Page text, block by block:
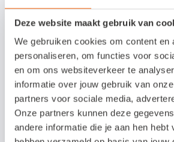
Deze website maakt gebruik van
We gebruiken cookies om content en
personaliseren, om functies voor
en om ons websiteverkeer te
informatie over jouw gebruik van
partners voor sociale media,
Onze partners kunnen deze
andere informatie die je aan hen hebt
Gratis voor gebruikers van simpul.
Interesse in
koppeling?
Neem contact op via
0850471055 of per e-mail